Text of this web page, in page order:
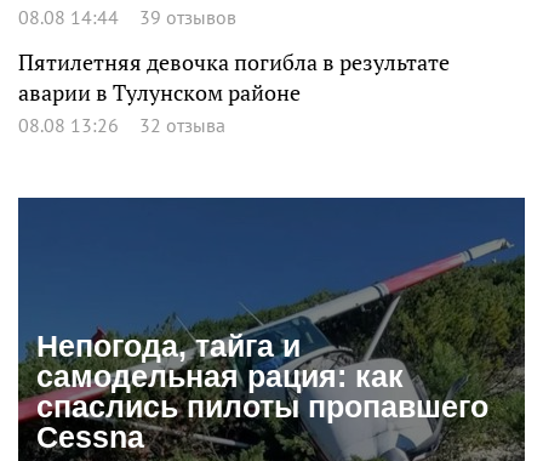
08.08 14:44 39 отзывов
Пятилетняя девочка погибла в результате
аварии в Тулунском районе
08.08 13:26 32 отзыва
Непогода, тайга и
самодельная рация: как
спаслись пилоты пропавшего
Cessna